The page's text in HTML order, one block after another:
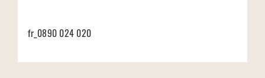
fr_0890 024 020